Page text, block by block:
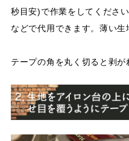
秒目安)で作業をしてくださ
などで代用できます。薄い
テープの角を丸く切ると剥が